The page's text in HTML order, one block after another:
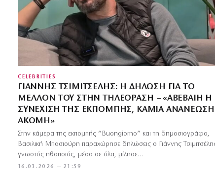
CELEBRITIES
ΓΙΆΝΝΗΣ ΤΣΙΜΙΤΣΈΛΗΣ: Η ΔΉΛΩΣΗ ΓΙΑ ΤΟ
ΜΈΛΛΟΝ ΤΟΥ ΣΤΗΝ ΤΗΛΕΌΡΑΣΗ – «ΑΒΈΒΑΙΗ Η
ΣΥΝΈΧΙΣΗ ΤΗΣ ΕΚΠΟΜΠΉΣ, ΚΑΜΊΑ ΑΝΑΝΈΩΣΗ
ΑΚΌΜΗ»
16.03.2026 — 21:59
Στην κάμερα της εκπομπής “Buongiorno” και τη δημοσιογράφο,
Βασιλική Μπασιούρη παραχώρησε δηλώσεις ο Γιάννης
γνωστός ηθοποιός, μέσα σε όλα, μίλησε…